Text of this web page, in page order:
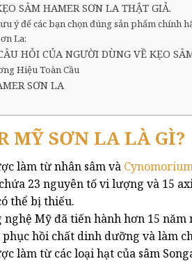
SÂM HAMER SƠN LA THẬT GIẢ.
ý để các bạn chọn đúng sản phẩm chính
La:
HỎI CỦA NGƯỜI DÙNG VỀ KẸO
Hiệu Toàn Cầu
SƠN LA
MỸ SƠN LA LÀ GÌ?
làm từ nhân sâm và
23 nguyên tố vi lượng và 15
thể bị thiếu.
Mỹ đã tiến hành hơn 15
phục hồi chất dinh dưỡng và làm
làm từ các loại hạt của sâm